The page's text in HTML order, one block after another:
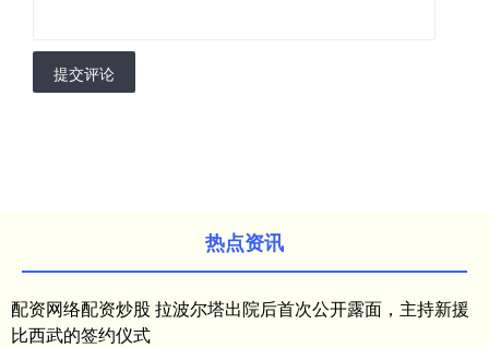
提交评论
热点资讯
配资网络配资炒股 拉波尔塔出院后首次公开露面，主持新援
比西武的签约仪式